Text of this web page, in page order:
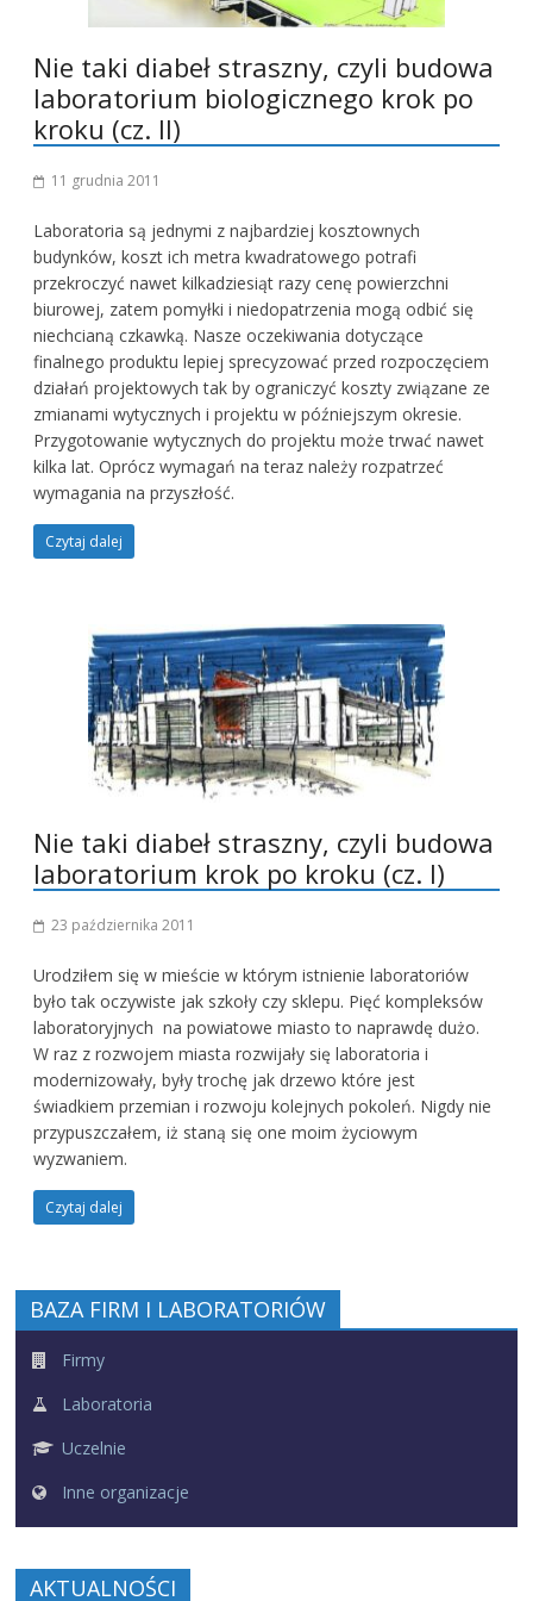
Nie taki diabeł straszny, czyli budowa
laboratorium biologicznego krok po
kroku (cz. II)
11 grudnia 2011
Laboratoria są jednymi z najbardziej kosztownych
budynków, koszt ich metra kwadratowego potrafi
przekroczyć nawet kilkadziesiąt razy cenę powierzchni
biurowej, zatem pomyłki i niedopatrzenia mogą odbić się
niechcianą czkawką. Nasze oczekiwania dotyczące
finalnego produktu lepiej sprecyzować przed rozpoczęciem
działań projektowych tak by ograniczyć koszty związane ze
zmianami wytycznych i projektu w późniejszym okresie.
Przygotowanie wytycznych do projektu może trwać nawet
kilka lat. Oprócz wymagań na teraz należy rozpatrzeć
wymagania na przyszłość.
Czytaj dalej
Nie taki diabeł straszny, czyli budowa
laboratorium krok po kroku (cz. I)
23 października 2011
Urodziłem się w mieście w którym istnienie laboratoriów
było tak oczywiste jak szkoły czy sklepu. Pięć kompleksów
laboratoryjnych na powiatowe miasto to naprawdę dużo.
W raz z rozwojem miasta rozwijały się laboratoria i
modernizowały, były trochę jak drzewo które jest
świadkiem przemian i rozwoju kolejnych pokoleń. Nigdy nie
przypuszczałem, iż staną się one moim życiowym
wyzwaniem.
Czytaj dalej
BAZA FIRM I LABORATORIÓW
Firmy
Laboratoria
Uczelnie
Inne organizacje
AKTUALNOŚCI